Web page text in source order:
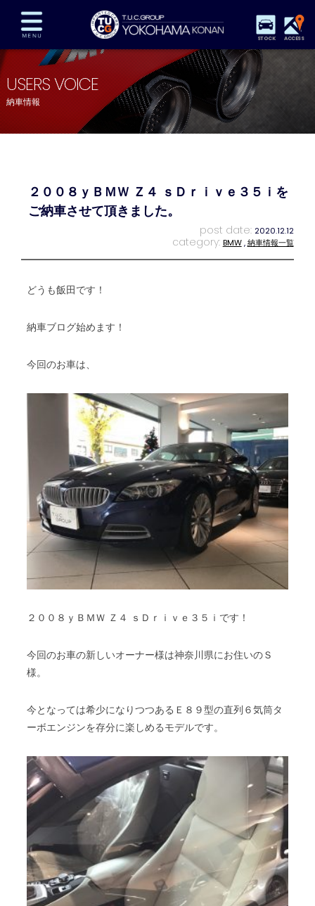
STOCK ACCESS
在庫車両情報 保証&サービス パーツリスト
TUCとは？ 店舗情報 アクセスマップ
全国納車 特別作業 注文販売
プライバシーポリシー スタッフblog
USERS VOICE
納車情報
２００８ｙＢＭＷ Ｚ４ ｓＤｒｉｖｅ３５ｉを
ご納車させて頂きました。
post date: 2020.12.12
category: BMW,納車情報一覧
どうも飯田です！
納車ブログ始めます！
今回のお車は、
２００８ｙＢＭＷ Ｚ４ ｓＤｒｉｖｅ３５ｉです！
今回のお車の新しいオーナー様は神奈川県にお住いのＳ
様。
今となっては希少になりつつあるＥ８９型の直列６気筒タ
ーボエンジンを存分に楽しめるモデルです。